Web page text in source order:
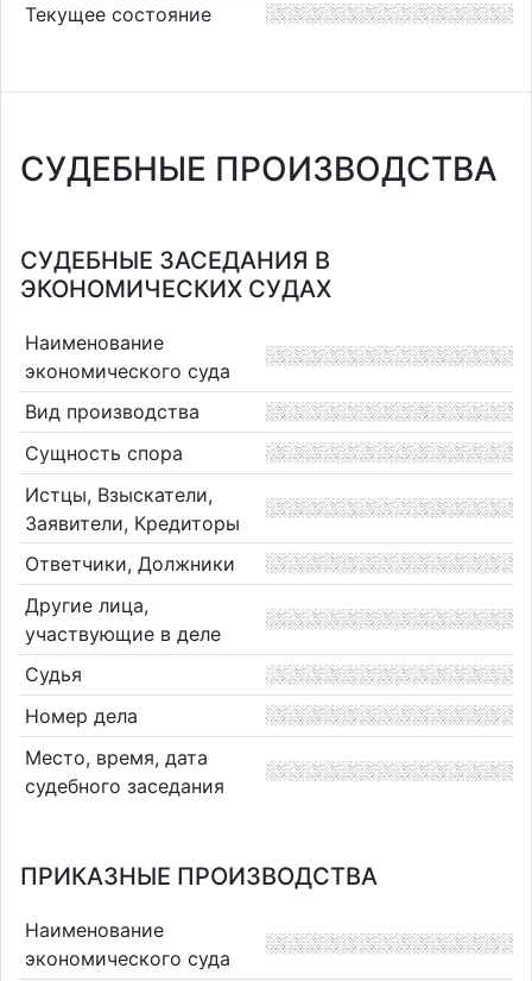
Текущее состояние
СУДЕБНЫЕ ПРОИЗВОДСТВА
СУДЕБНЫЕ ЗАСЕДАНИЯ В
ЭКОНОМИЧЕСКИХ СУДАХ
Наименование
экономического суда
Вид производства
Сущность спора
Истцы, Взыскатели,
Заявители, Кредиторы
Ответчики, Должники
Другие лица,
участвующие в деле
Судья
Номер дела
Место, время, дата
судебного заседания
ПРИКАЗНЫЕ ПРОИЗВОДСТВА
Наименование
экономического суда